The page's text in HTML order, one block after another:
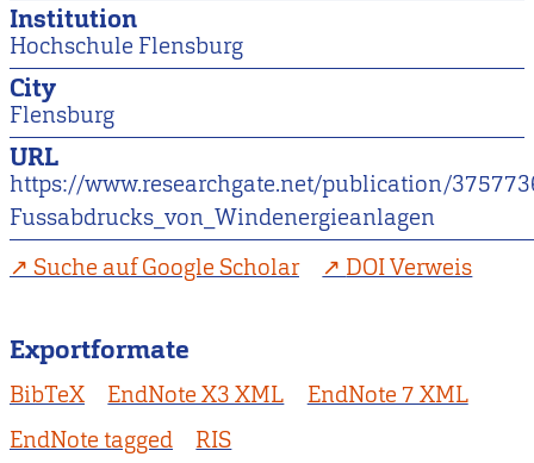
Institution
Hochschule Flensburg
City
Flensburg
URL
https://www.researchgate.net/publication/
Fussabdrucks_von_Windenergieanlagen
Suche auf Google Scholar
DOI Verweis
Exportformate
BibTeX EndNote X3 XML
EndNote 7 XML
EndNote tagged
RIS